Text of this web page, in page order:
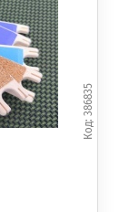
386835